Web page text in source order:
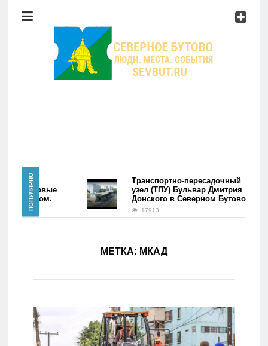
Район
Мероприятия
Главная
Новости
ПОПУЛЯРНО
Первые
фэйком.
Транспортно-пересадочный
узел (ТПУ) Бульвар Дмитрия
Донского в Северном Бутово
17913
МЕТКА: МКАД